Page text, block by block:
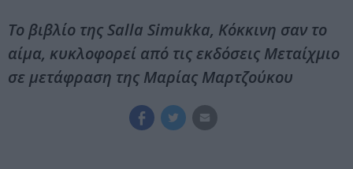
Το βιβλίο της Salla Simukka, Κόκκινη σαν το
αίμα, κυκλοφορεί από τις εκδόσεις Μεταίχμιο
σε μετάφραση της Μαρίας Μαρτζούκου